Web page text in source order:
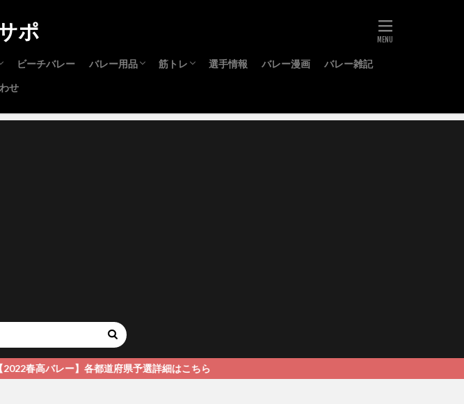
ポ
学）
ビーチバレー バレー用品 筋トレ 選手情報 バレー漫画
バレー雑記
せ
レー】各都道府県予選詳細はこちら